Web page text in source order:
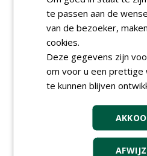
AGENDA
HAS start
donderdag 24
Save the
woensdag
woensdag 2
te passen aan de
van de bezoeker,
cookies.
Deze gegevens zijn
om voor u een prettige
te kunnen blijven